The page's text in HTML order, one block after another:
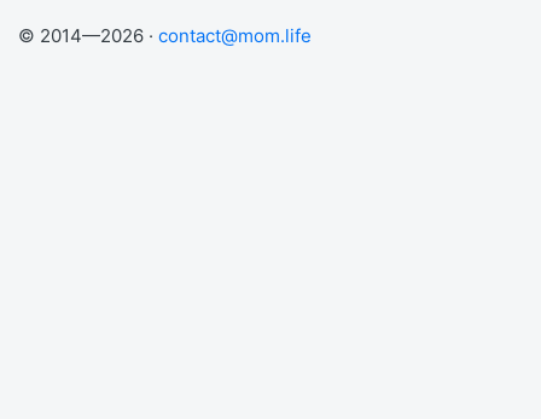
© 2014—2026 · contact@mom.life